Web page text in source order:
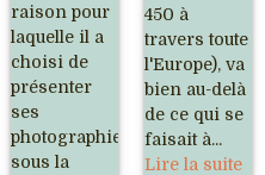
raison pour
laquelle il a
choisi de
présenter
ses
photographies
sous la
450 à
travers toute
l'Europe), va
bien au-delà
de ce qui se
faisait à...
Lire la suite